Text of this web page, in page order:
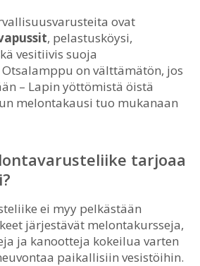
ovat
, pelastusköysi,
vesitiivis suoja
on välttämätön, jos
– Lapin yöttömistä öistä
melontakausi tuo mukanaan
tarjoaa
ei myy pelkästään
järjestävät melontakursseja,
ja kanootteja kokeilua varten
paikallisiin vesistöihin.